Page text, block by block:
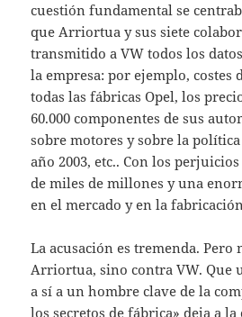
cuestión fundamental se
que Arriortua y sus siete
transmitido a VW todos los
la empresa: por ejem­plo, costes
todas las fábri­cas Opel, los
60.000 componentes de sus
sobre motores y sobre la
año 2003, etc.. Con los
de miles de millones y una
en el mercado y en la
La acusación es tremenda. Pero
Arriortua, sino contra VW. Que
a sí a un hombre clave de la
los secretos de fá­brica» deja a